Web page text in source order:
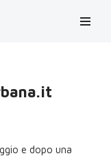
e dopo una